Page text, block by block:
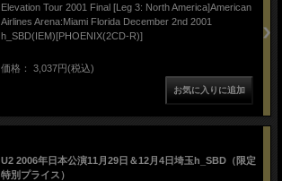
Elevation Tour 2001 Final [Leg 3: North America]American
Airlines Arena:Miami Florida December 2nd 2001
h_SBD(IEM)[PHOENIX(2CD-R)]
価格： 3,037円(税込)
U2 2006年日本公演11月29日＆12月4日埼玉h_SBD（限定
特別プライス）